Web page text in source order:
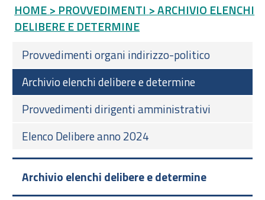
HOME > PROVVEDIMENTI > ARCHIVIO ELENCHI
DELIBERE E DETERMINE
Provvedimenti organi indirizzo-politico
Archivio elenchi delibere e determine
Provvedimenti dirigenti amministrativi
Elenco Delibere anno 2024
Archivio elenchi delibere e determine